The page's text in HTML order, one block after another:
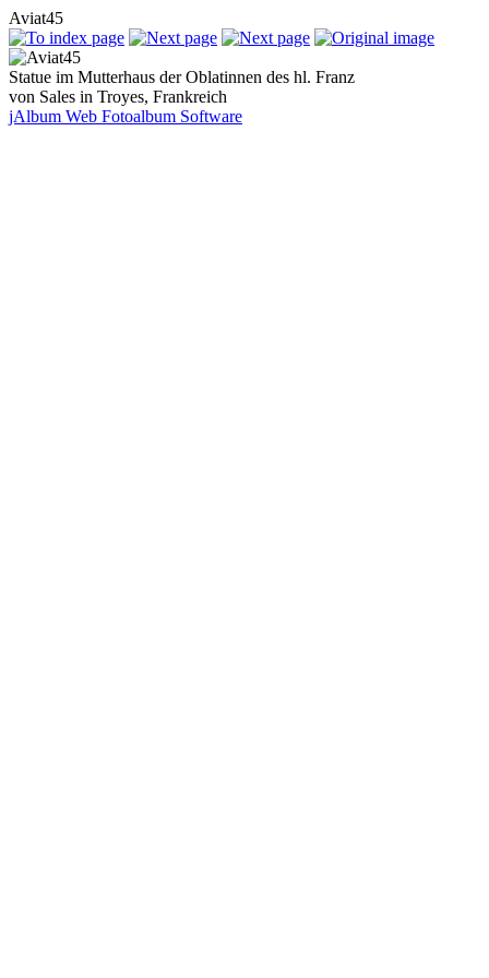
Aviat45
Statue im Mutterhaus der Oblatinnen des hl. Franz
von Sales in Troyes, Frankreich
jAlbum Web Fotoalbum Software